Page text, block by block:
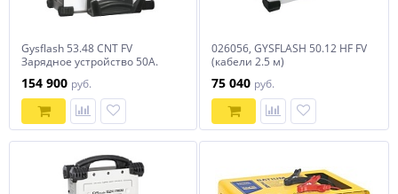
Gysflash 53.48 CNT FV
Зарядное устройство 50А.
154 900 руб.
026056, GYSFLASH 50.12 HF FV
(кабели 2.5 м)
инверторное зарядное
устройство
75 040 руб.